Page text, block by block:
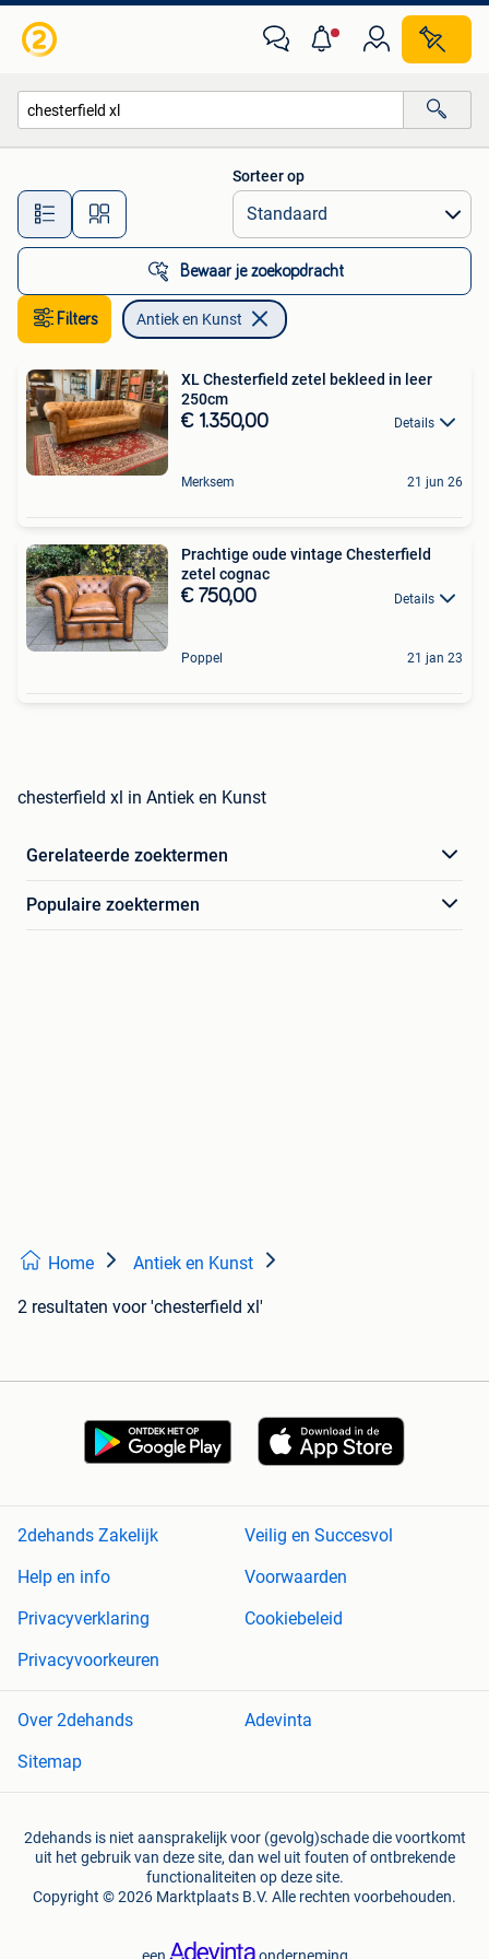
Alle afstanden…
Sorteer op
Bewaar je zoekopdracht
Filters Antiek en Kunst
XL Chesterfield zetel bekleed in leer
250cm
€ 1.350,00 Details
Merksem 21 jun 26
Prachtige oude vintage Chesterfield
zetel cognac
€ 750,00 Details
Poppel 21 jan 23
chesterfield xl in Antiek en Kunst
Gerelateerde zoektermen
Populaire zoektermen
Home Antiek en Kunst
2 resultaten voor 'chesterfield xl'
2dehands Zakelijk
Veilig en Succesvol
Help en info
Voorwaarden
Privacyverklaring
Cookiebeleid
Privacyvoorkeuren
Over 2dehands
Adevinta
Sitemap
2dehands is niet aansprakelijk voor (gevolg)schade die voortkomt
uit het gebruik van deze site, dan wel uit fouten of ontbrekende
functionaliteiten op deze site.
Copyright © 2026 Marktplaats B.V. Alle rechten voorbehouden.